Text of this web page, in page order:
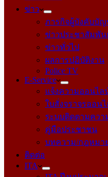
ข่าว
ภารกิจผู้บังคับบัญ
ข่าวประชาสัมพัน
ข่าวทั่วไป
ผลการปฏิบัติงาน
Police TV
E-Service
แจ้งความออนไล
ใบสั่งจราจรออน
ระบบติดตามคว
คู่มือประชาชน
บทความ/กฎหมา
ติดต่อ
ITA